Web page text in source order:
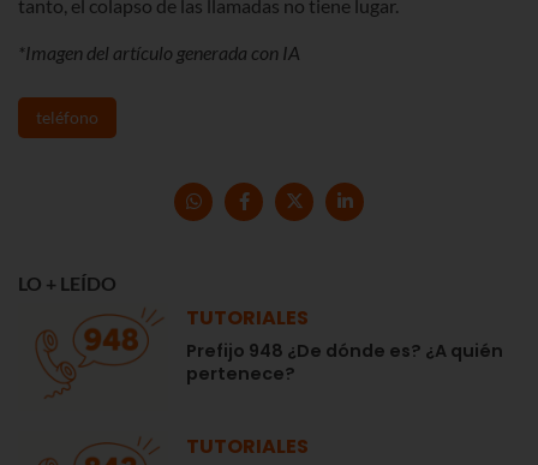
tanto, el colapso de las llamadas no tiene lugar.
*Imagen del artículo generada con IA
teléfono
LO + LEÍDO
TUTORIALES
Prefijo 948 ¿De dónde es? ¿A quién
pertenece?
TUTORIALES